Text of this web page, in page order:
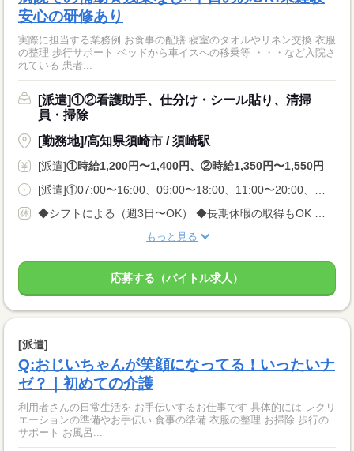
安心の研修あり
実際に担当する業務例 お食事の配膳 寝室のタオルやリネン交換 衣服
の整理 歩行サポート ベッドから車イスへの移乗等 ・・・など入院さ
れている 患者...
[派遣]①②看護助手、仕分け・シール貼り、清掃
員・掃除
[勤務地]/高知県須崎市 / 須崎駅
[派遣]①時給1,200円〜1,400円、②時給1,350円〜1,550円
もっと見る
応募する（バイトル求人）
[派遣]
Q:おじいちゃんが笑顔になってる！いったいナ
ゼ？｜初めての介護
利用者さんの日常生活を お手伝いするお仕事です 具体的には レクリ
エーションの準備やお手伝い 食事の準備 衣服の整理 お掃除 歩行の
サポート お風呂...